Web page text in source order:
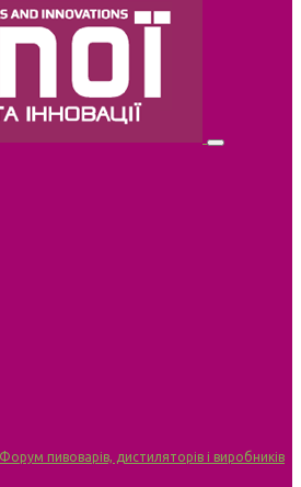
пивоварів, дистиляторів і виробників